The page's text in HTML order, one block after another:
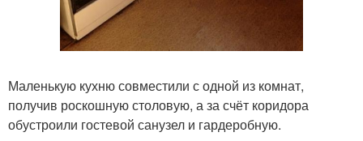
Маленькую кухню совместили с одной из комнат,
получив роскошную столовую, а за счёт коридора
обустроили гостевой санузел и гардеробную.